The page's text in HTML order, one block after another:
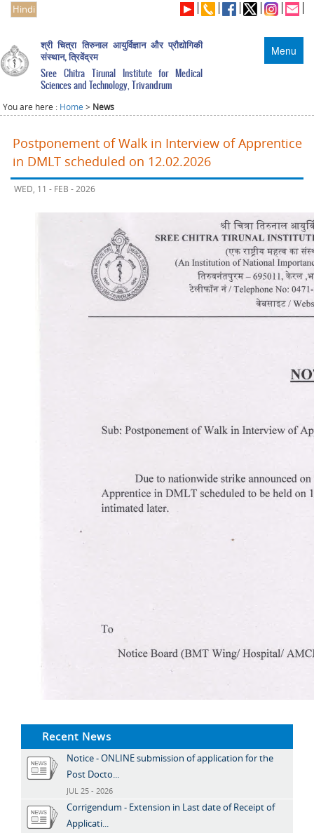
Hindi
Menu
श्री चित्रा तिरुनाल आयुर्विज्ञान और प्रौद्योगिकी
संस्थान, त्रिवेंद्रम
Sree Chitra Tirunal Institute for Medical
Sciences and Technology, Trivandrum
You are here : Home > News
Postponement of Walk in Interview of Apprentice
in DMLT scheduled on 12.02.2026
WED, 11 - FEB - 2026
Recent News
Notice - ONLINE submission of application for the
Post Docto...
JUL 25 - 2026
Corrigendum - Extension in Last date of Receipt of
Applicati...